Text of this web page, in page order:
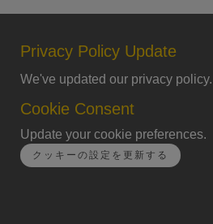
Privacy Policy Update
We've updated our privacy policy.
Cookie Consent
Update your cookie preferences.
クッキーの設定を更新する